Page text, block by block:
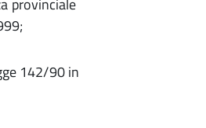
provinciale
142/90 in